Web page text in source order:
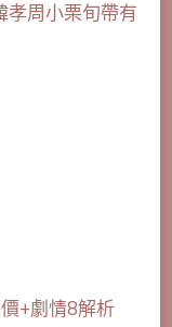
孝周小栗旬帶有
+劇情8解析